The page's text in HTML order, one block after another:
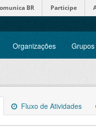
BR Participe
Organizações Grupos
Fluxo de Atividades